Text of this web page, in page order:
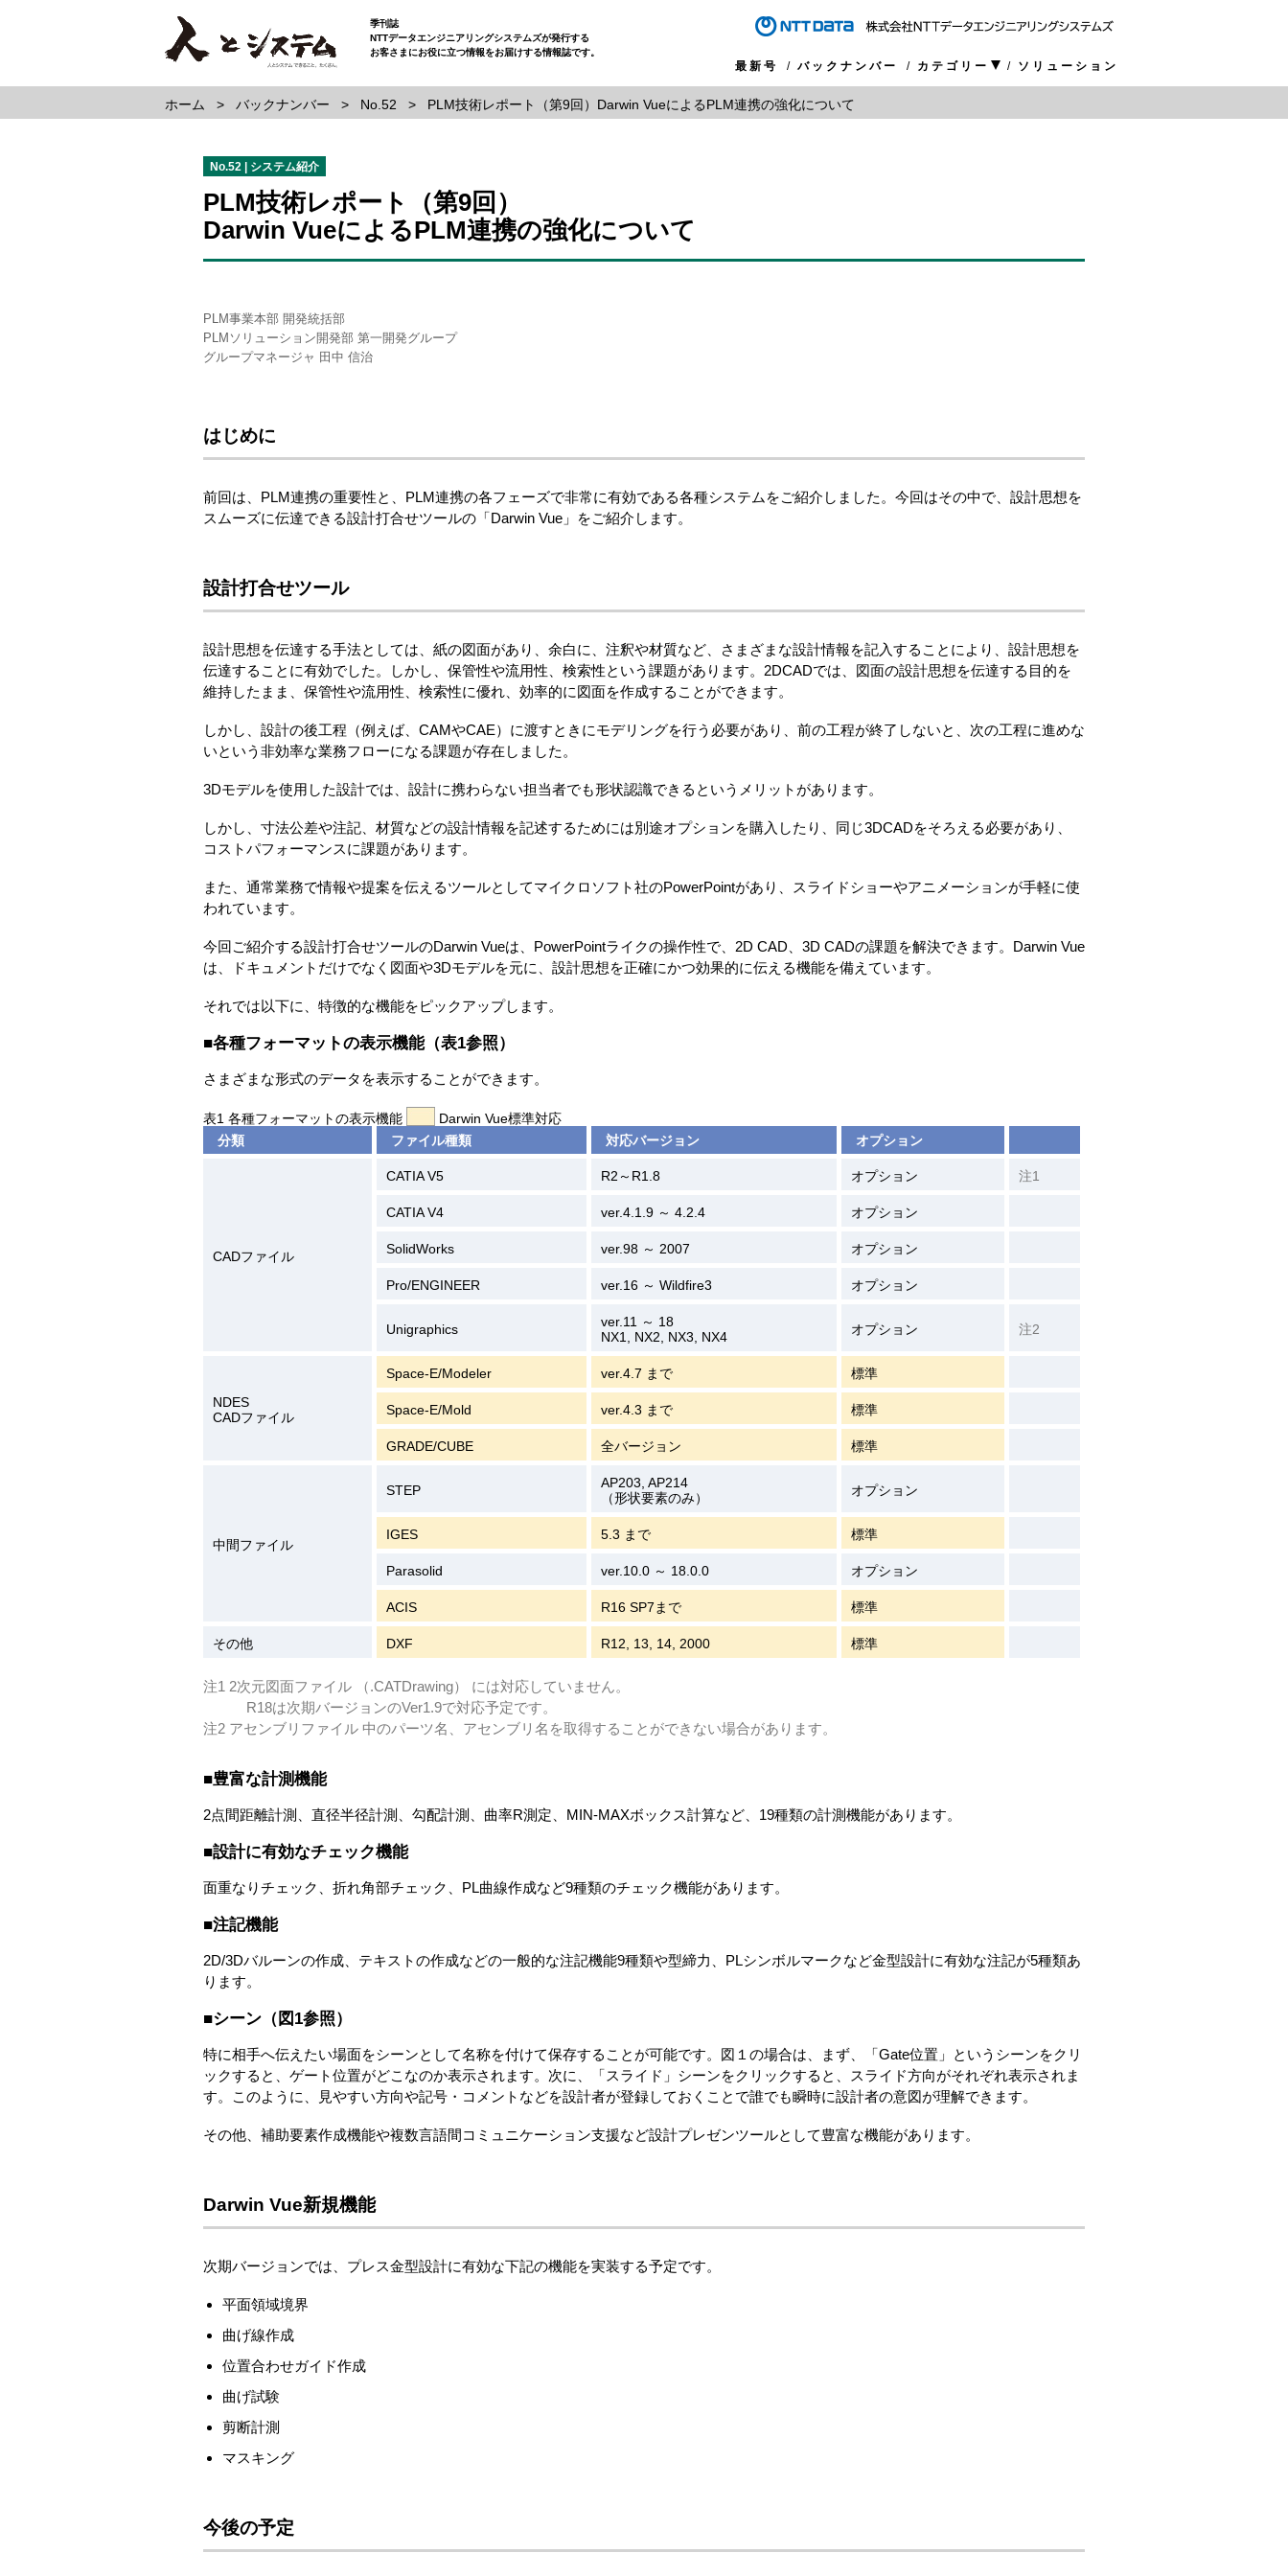
季刊誌
NTTデータエンジニアリングシステムズが発行する
お客さまにお役に立つ情報をお届けする情報誌です。
最新号 バックナンバー カテゴリー ソリューション
ホーム バックナンバー No.52 PLM技術レポート（第9回）Darwin VueによるPLM連携の強化について
No.52 | システム紹介
PLM技術レポート（第9回）
Darwin VueによるPLM連携の強化について
PLM事業本部 開発統括部
PLMソリューション開発部 第一開発グループ
グループマネージャ 田中 信治
はじめに
前回は、PLM連携の重要性と、PLM連携の各フェーズで非常に有効である各種システムをご紹介しました。今回はその中で、設計思想を
スムーズに伝達できる設計打合せツールの「Darwin Vue」をご紹介します。
設計打合せツール
設計思想を伝達する手法としては、紙の図面があり、余白に、注釈や材質など、さまざまな設計情報を記入することにより、設計思想を
伝達することに有効でした。しかし、保管性や流用性、検索性という課題があります。2DCADでは、図面の設計思想を伝達する目的を
維持したまま、保管性や流用性、検索性に優れ、効率的に図面を作成することができます。
しかし、設計の後工程（例えば、CAMやCAE）に渡すときにモデリングを行う必要があり、前の工程が終了しないと、次の工程に進めな
いという非効率な業務フローになる課題が存在しました。
3Dモデルを使用した設計では、設計に携わらない担当者でも形状認識できるというメリットがあります。
しかし、寸法公差や注記、材質などの設計情報を記述するためには別途オプションを購入したり、同じ3DCADをそろえる必要があり、
コストパフォーマンスに課題があります。
また、通常業務で情報や提案を伝えるツールとしてマイクロソフト社のPowerPointがあり、スライドショーやアニメーションが手軽に使
われています。
今回ご紹介する設計打合せツールのDarwin Vueは、PowerPointライクの操作性で、2D CAD、3D CADの課題を解決できます。Darwin Vue
は、ドキュメントだけでなく図面や3Dモデルを元に、設計思想を正確にかつ効果的に伝える機能を備えています。
それでは以下に、特徴的な機能をピックアップします。
■各種フォーマットの表示機能（表1参照）
さまざまな形式のデータを表示することができます。
表1 各種フォーマットの表示機能
Darwin Vue標準対応
分類
ファイル種類 対応バージョン オプション
CADファイル
CATIA V5 R2～R1.8 オプション 注1
CATIA V4 ver.4.1.9 ～ 4.2.4 オプション
SolidWorks ver.98 ～ 2007 オプション
Pro/ENGINEER ver.16 ～ Wildfire3 オプション
Unigraphics
ver.11 ～ 18
NX1, NX2, NX3, NX4
オプション 注2
NDES
CADファイル
Space-E/Modeler ver.4.7 まで 標準
Space-E/Mold ver.4.3 まで 標準
GRADE/CUBE 全バージョン 標準
中間ファイル
STEP
AP203, AP214
（形状要素のみ）
オプション
IGES 5.3 まで 標準
Parasolid ver.10.0 ～ 18.0.0 オプション
ACIS R16 SP7まで 標準
その他 DXF R12, 13, 14, 2000 標準
注1 2次元図面ファイル （.CATDrawing） には対応していません。
R18は次期バージョンのVer1.9で対応予定です。
注2 アセンブリファイル 中のパーツ名、アセンブリ名を取得することができない場合があります。
■豊富な計測機能
2点間距離計測、直径半径計測、勾配計測、曲率R測定、MIN-MAXボックス計算など、19種類の計測機能があります。
■設計に有効なチェック機能
面重なりチェック、折れ角部チェック、PL曲線作成など9種類のチェック機能があります。
■注記機能
2D/3Dバルーンの作成、テキストの作成などの一般的な注記機能9種類や型締力、PLシンボルマークなど金型設計に有効な注記が5種類あ
ります。
■シーン（図1参照）
特に相手へ伝えたい場面をシーンとして名称を付けて保存することが可能です。図１の場合は、まず、「Gate位置」というシーンをクリ
ックすると、ゲート位置がどこなのか表示されます。次に、「スライド」シーンをクリックすると、スライド方向がそれぞれ表示されま
す。このように、見やすい方向や記号・コメントなどを設計者が登録しておくことで誰でも瞬時に設計者の意図が理解できます。
その他、補助要素作成機能や複数言語間コミュニケーション支援など設計プレゼンツールとして豊富な機能があります。
Darwin Vue新規機能
次期バージョンでは、プレス金型設計に有効な下記の機能を実装する予定です。
平面領域境界
曲げ線作成
位置合わせガイド作成
曲げ試験
剪断計測
マスキング
今後の予定